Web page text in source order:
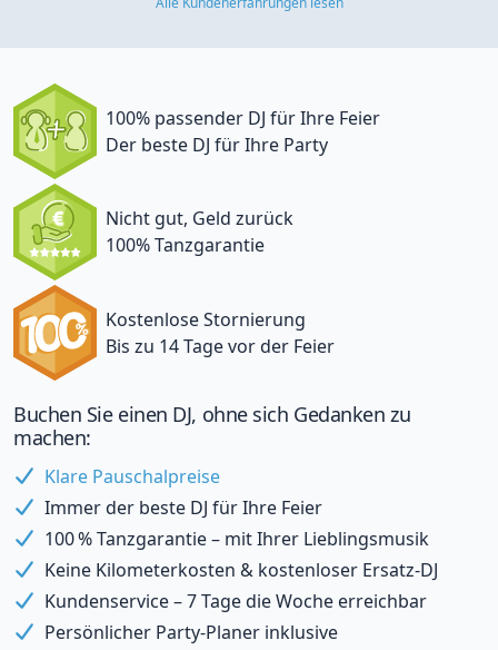
100% passender DJ für Ihre Feier
Der beste DJ für Ihre Party
Nicht gut, Geld zurück
100% Tanzgarantie
Kostenlose Stornierung
Bis zu 14 Tage vor der Feier
Buchen Sie einen DJ, ohne sich Gedanken zu
machen:
Klare Pauschalpreise
Immer der beste DJ für Ihre Feier
100 % Tanzgarantie – mit Ihrer Lieblingsmusik
Keine Kilometerkosten & kostenloser Ersatz-DJ
Kundenservice – 7 Tage die Woche erreichbar
Persönlicher Party-Planer inklusive